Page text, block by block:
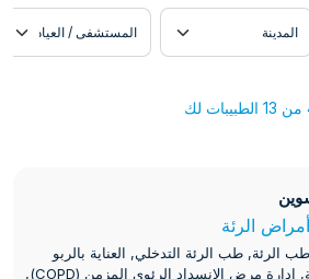
الرئة
طب الرئة, طب الرئة التدخلي, العناية بالربو
والحساسية, إدارة مرض الانسداد الرئوي المزمن (COPD),